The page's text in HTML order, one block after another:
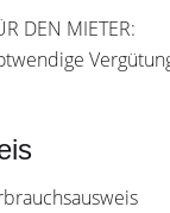
DEN MIETER: